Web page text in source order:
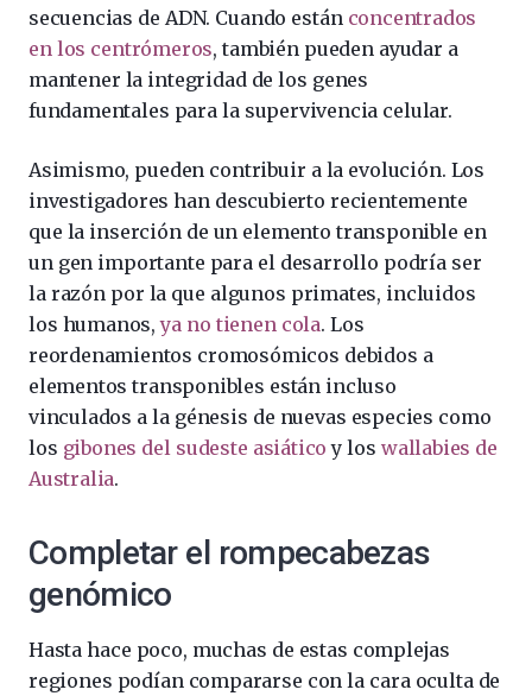
secuencias de ADN. Cuando están concentrados
en los centrómeros, también pueden ayudar a
mantener la integridad de los genes
fundamentales para la supervivencia celular.
Asimismo, pueden contribuir a la evolución. Los
investigadores han descubierto recientemente
que la inserción de un elemento transponible en
un gen importante para el desarrollo podría ser
la razón por la que algunos primates, incluidos
los humanos,ya no tienen cola. Los
reordenamientos cromosómicos debidos a
elementos transponibles están incluso
vinculados a la génesis de nuevas especies como
los gibones del sudeste asiático y loswallabies de
Australia.
Completar el rompecabezas
genómico
Hasta hace poco, muchas de estas complejas
regiones podían compararse con la cara oculta de